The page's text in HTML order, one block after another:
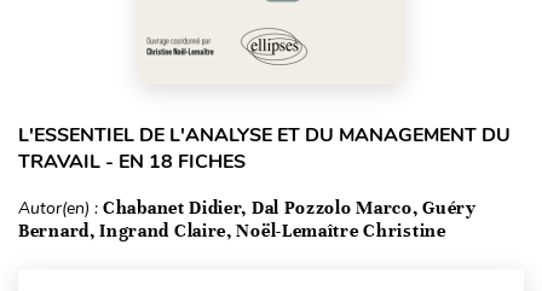
L'ESSENTIEL DE L'ANALYSE ET DU MANAGEMENT DU
TRAVAIL - EN 18 FICHES
Autor(en) : Chabanet Didier, Dal Pozzolo Marco, Guéry
Bernard, Ingrand Claire, Noël-Lemaître Christine